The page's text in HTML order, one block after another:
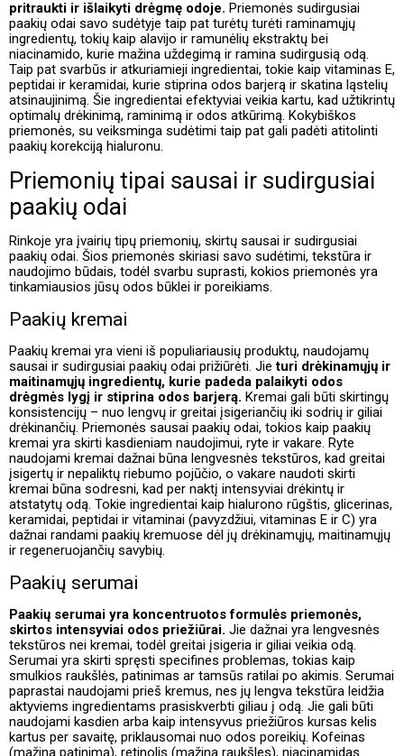
pritraukti ir išlaikyti drėgmę odoje. Priemonės sudirgusiai
paakių odai savo sudėtyje taip pat turėtų turėti raminamųjų
ingredientų, tokių kaip alavijo ir ramunėlių ekstraktų bei
niacinamido, kurie mažina uždegimą ir ramina sudirgusią odą.
Taip pat svarbūs ir atkuriamieji ingredientai, tokie kaip vitaminas E,
peptidai ir keramidai, kurie stiprina odos barjerą ir skatina ląstelių
atsinaujinimą. Šie ingredientai efektyviai veikia kartu, kad užtikrintų
optimalų drėkinimą, raminimą ir odos atkūrimą. Kokybiškos
priemonės, su veiksminga sudėtimi taip pat gali padėti atitolinti
paakių korekciją hialuronu.
Priemonių tipai sausai ir sudirgusiai
paakių odai
Rinkoje yra įvairių tipų priemonių, skirtų sausai ir sudirgusiai
paakių odai. Šios priemonės skiriasi savo sudėtimi, tekstūra ir
naudojimo būdais, todėl svarbu suprasti, kokios priemonės yra
tinkamiausios jūsų odos būklei ir poreikiams.
Paakių kremai
Paakių kremai yra vieni iš populiariausių produktų, naudojamų
sausai ir sudirgusiai paakių odai prižiūrėti. Jie turi drėkinamųjų ir
maitinamųjų ingredientų, kurie padeda palaikyti odos
drėgmės lygį ir stiprina odos barjerą. Kremai gali būti skirtingų
konsistencijų – nuo lengvų ir greitai įsigeriančių iki sodrių ir giliai
drėkinančių. Priemonės sausai paakių odai, tokios kaip paakių
kremai yra skirti kasdieniam naudojimui, ryte ir vakare. Ryte
naudojami kremai dažnai būna lengvesnės tekstūros, kad greitai
įsigertų ir nepaliktų riebumo pojūčio, o vakare naudoti skirti
kremai būna sodresni, kad per naktį intensyviai drėkintų ir
atstatytų odą. Tokie ingredientai kaip hialurono rūgštis, glicerinas,
keramidai, peptidai ir vitaminai (pavyzdžiui, vitaminas E ir C) yra
dažnai randami paakių kremuose dėl jų drėkinamųjų, maitinamųjų
ir regeneruojančių savybių.
Paakių serumai
Paakių serumai yra koncentruotos formulės priemonės,
skirtos intensyviai odos priežiūrai. Jie dažnai yra lengvesnės
tekstūros nei kremai, todėl greitai įsigeria ir giliai veikia odą.
Serumai yra skirti spręsti specifines problemas, tokias kaip
smulkios raukšlės, patinimas ar tamsūs ratilai po akimis. Serumai
paprastai naudojami prieš kremus, nes jų lengva tekstūra leidžia
aktyviems ingredientams prasiskverbti giliau į odą. Jie gali būti
naudojami kasdien arba kaip intensyvus priežiūros kursas kelis
kartus per savaitę, priklausomai nuo odos poreikių. Kofeinas
(mažina patinimą), retinolis (mažina raukšles), niacinamidas